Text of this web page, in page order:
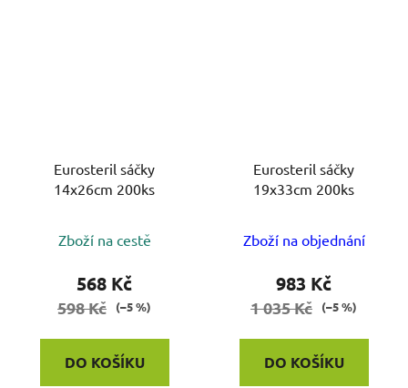
Eurosteril sáčky
14x26cm 200ks
Zboží na cestě
568 Kč
598 Kč (–5 %)
DO KOŠÍKU
Eurosteril sáčky
19x33cm 200ks
Zboží na objednání
983 Kč
1 035 Kč (–5 %)
DO KOŠÍKU